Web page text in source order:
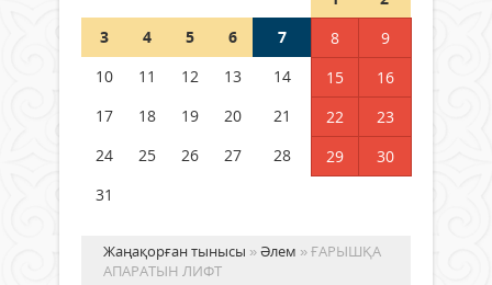
Германия аптап ыстыққа
бастады
04 тамыз 2026 ж.
3
4 5 6 7 8
9
10
11 12 13 14 15
16
17
18 19 20 21 22
23
24
25 26 27 28 29
30
31
Жаңақорған тынысы »Әлем » ҒАРЫШҚА
АПАРАТЫН ЛИФТ